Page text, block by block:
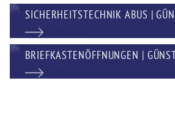
SICHERHEITSTECHNIK ABUS |
BRIEFKASTENÖFFNUNGEN |